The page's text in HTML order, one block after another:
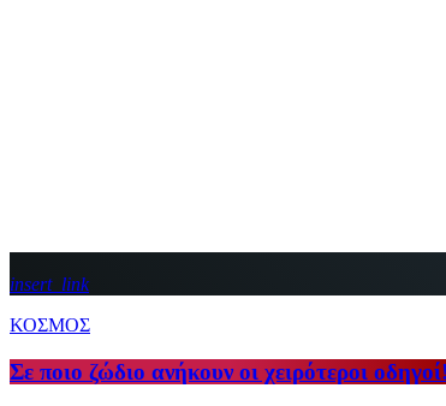
insert_link
ΚΟΣΜΟΣ
Σε ποιο ζώδιο ανήκουν οι χειρότεροι οδηγοί!